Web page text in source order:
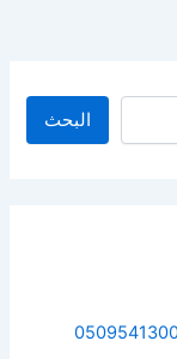
البحث